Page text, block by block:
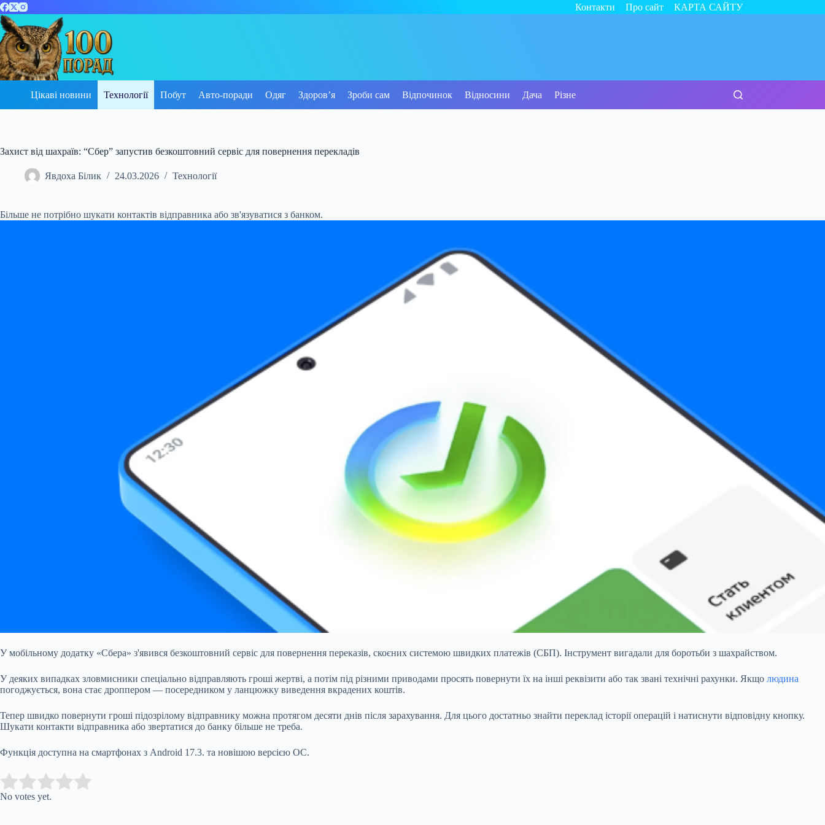
Перейти
до
вмісту
Контакти Про сайт КАРТА САЙТУ
Цікаві новини Технології Побут Авто-поради Одяг Здоров’я Зроби сам Відпочинок Відносини Дача Різне
Захист від шахраїв: “Сбер” запустив безкоштовний сервіс для повернення перекладів
Явдоха Білик 24.03.2026 Технології
Більше не потрібно шукати контактів відправника або зв'язуватися з банком.
У мобільному додатку «Сбера» з'явився безкоштовний сервіс для повернення переказів, скоєних системою швидких платежів (СБП). Інструмент вигадали для боротьби з шахрайством.
У деяких випадках зловмисники спеціально відправляють гроші жертві, а потім під різними приводами просять повернути їх на інші реквізити або так звані технічні рахунки. Якщо людина
погоджується, вона стає дроппером — посередником у ланцюжку виведення вкрадених коштів.
Тепер швидко повернути гроші підозрілому відправнику можна протягом десяти днів після зарахування. Для цього достатньо знайти переклад історії операцій і натиснути відповідну кнопку.
Шукати контакти відправника або звертатися до банку більше не треба.
Функція доступна на смартфонах з Android 17.3. та новішою версією ОС.
Rate this item:
No votes yet.